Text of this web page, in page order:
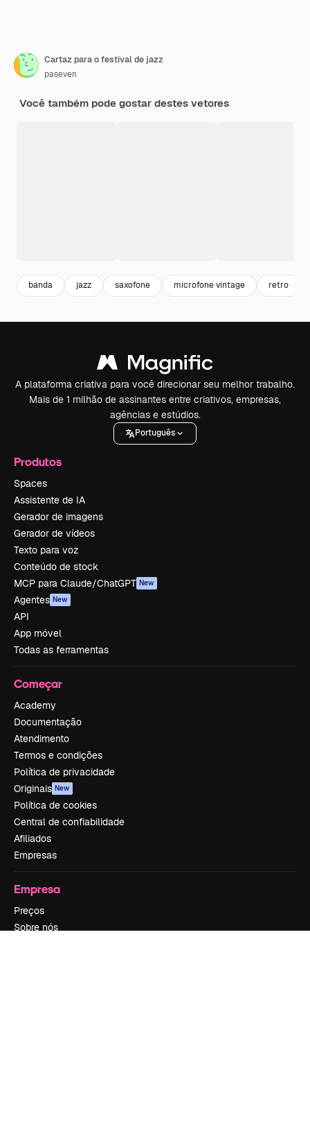
Cartaz para o festival de jazz
paseven
Você também pode gostar destes vetores
banda jazz saxofone microfone vintage retro
A plataforma criativa para você direcionar seu melhor trabalho.
Mais de 1 milhão de assinantes entre criativos, empresas,
agências e estúdios.
Português
Produtos
Spaces
Assistente de IA
Gerador de imagens
Gerador de vídeos
Texto para voz
Conteúdo de stock
MCP para Claude/ChatGPT New
Agentes New
API
App móvel
Todas as ferramentas
Começar
Academy
Documentação
Atendimento
Termos e condições
Política de privacidade
Originais New
Política de cookies
Central de confiabilidade
Afiliados
Empresas
Empresa
Preços
Sobre nós